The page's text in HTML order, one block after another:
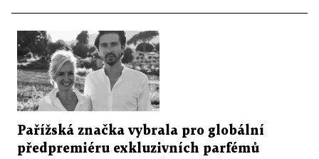
Pařížská značka vybrala pro globální
předpremiéru exkluzivních parfémů